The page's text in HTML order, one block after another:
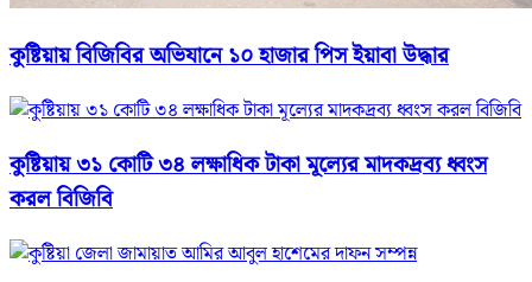
কুষ্টিয়ায় বিজিবির অভিযানে ১০ হাজার পিস ইয়াবা উদ্ধার
কুষ্টিয়ায় ৩১ কোটি ৩৪ লক্ষাধিক টাকা মূল্যের মাদকদ্রব্য ধ্বংস
করল বিজিবি